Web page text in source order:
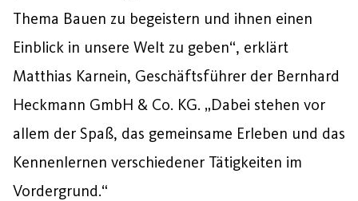
Thema Bauen zu begeistern und ihnen einen
Einblick in unsere Welt zu geben“, erklärt
Matthias Karnein, Geschäftsführer der Bernhard
Heckmann GmbH & Co. KG. „Dabei stehen vor
allem der Spaß, das gemeinsame Erleben und das
Kennenlernen verschiedener Tätigkeiten im
Vordergrund.“